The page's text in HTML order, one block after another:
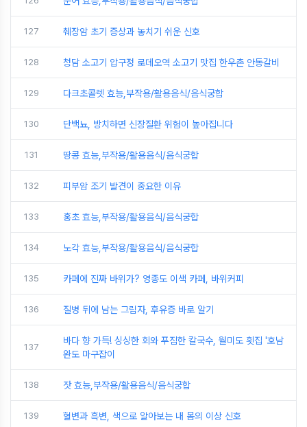
127 췌장암 초기 증상과 놓치기 쉬운 신호
128 청담 소고기 압구정 로데오역 소고기 맛집 한우촌 안동갈비
129 다크초콜렛 효능,부작용/활용음식/음식궁합
130 단백뇨, 방치하면 신장질환 위험이 높아집니다
131 땅콩 효능,부작용/활용음식/음식궁합
132 피부암 조기 발견이 중요한 이유
133 홍초 효능,부작용/활용음식/음식궁합
134 노각 효능,부작용/활용음식/음식궁합
135 카페에 진짜 바위가? 영종도 이색 카페, 바위커피
136 질병 뒤에 남는 그림자, 후유증 바로 알기
137
바다 향 가득! 싱싱한 회와 푸짐한 칼국수, 월미도 횟집 '호남
완도 마구잡이
138 잣 효능,부작용/활용음식/음식궁합
139 혈변과 흑변, 색으로 알아보는 내 몸의 이상 신호